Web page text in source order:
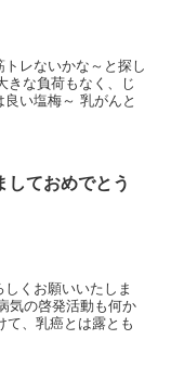
レないかな～と探し
きな負荷もなく、じ
い塩梅～ 乳がんと
しておめでとう
くお願いいたしま
気の啓発活動も何か
て、乳癌とは露とも